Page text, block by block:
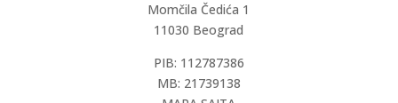
Momčila Čedića 1
11030 Beograd
PIB: 112787386
MB: 21739138